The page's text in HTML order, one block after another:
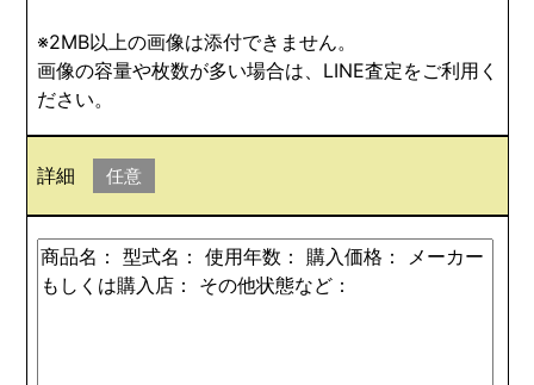
※2MB以上の画像は添付できません。
画像の容量や枚数が多い場合は、LINE査定をご利用く
ださい。
詳細 任意